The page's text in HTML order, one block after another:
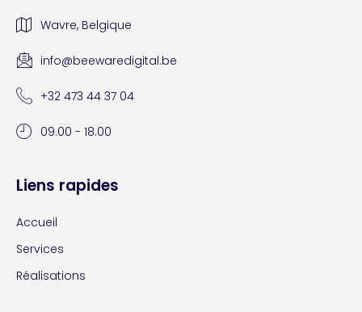
Wavre, Belgique
info@beewaredigital.be
+32 473 44 37 04
09.00 - 18.00
Liens rapides
Accueil
Services
Réalisations